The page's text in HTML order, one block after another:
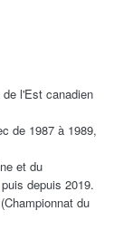
l'Est canadien
de 1987 à 1989,
et du
depuis 2019.
du